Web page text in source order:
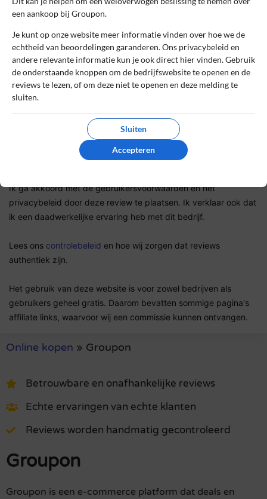
De review *
Ik ga akkoord met de gebruikersvoorwaarden en het
privacybeleid door deze review te plaatsen. Ik verklaar ook dat
ik een daadwerkelijke ervaring heb met dit bedrijf.
Lees ons controlebeleid en hoe wij zorgen dat reviews
authentiek zijn.
Het gebruik van deze website is voor zowel bedrijven als
gebruikers geheel gratis. Daarom bevatten sommige pagina's
affiliate links, waarvoor wij een commissie kunnen ontvangen.
Online kopen » Groupon
Betrouwbare en onafhankelijke reviews
Echte ervaringen van echte klanten
Reviews worden handmatig gecontroleerd
Groupon
Groupon is een e-commerce platform dat deals en
een aankoop bij Groupon.
Je kunt op onze website meer informatie vinden over hoe we de
echtheid van beoordelingen garanderen. Ons privacybeleid en
andere relevante informatie kun je ook direct hier vinden. Gebruik
de onderstaande knoppen om de bedrijfswebsite te openen en de
reviews te lezen, of om deze niet te openen en deze melding te
sluiten.
Sluiten
Accepteren